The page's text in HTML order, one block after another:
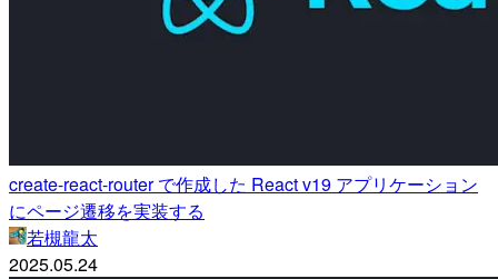
create-react-router で作成した React v19 アプリケーション
にページ遷移を実装する
若槻龍太
2025.05.24